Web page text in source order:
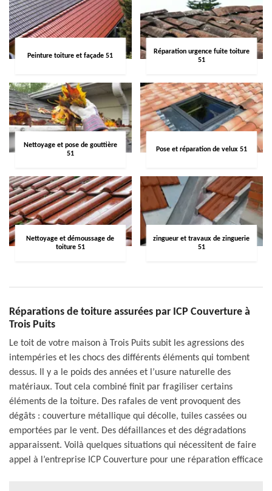
Peinture toiture et façade 51
Réparation urgence fuite toiture
51
Nettoyage et pose de gouttière
51
Pose et réparation de velux 51
Nettoyage et démoussage de
toiture 51
zingueur et travaux de zinguerie
51
Réparations de toiture assurées par ICP Couverture à
Trois Puits
Le toit de votre maison à Trois Puits subit les agressions des
intempéries et les chocs des différents éléments qui tombent
dessus. Il y a le poids des années et l’usure naturelle des
matériaux. Tout cela combiné finit par fragiliser certains
éléments de la toiture. Des rafales de vent provoquent des
dégâts : couverture métallique qui décolle, tuiles cassées ou
emportées par le vent. Des défaillances et des dégradations
apparaissent. Voilà quelques situations qui nécessitent de faire
appel à l’entreprise ICP Couverture pour une réparation efficace